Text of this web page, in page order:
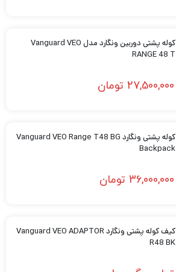
کوله پشتی دوربین ونگارد مدل Vanguard VEO
RANGE 48 T
27,500,000 تومان
کوله پشتی ونگارد Vanguard VEO Range T48 BG
Backpack
36,000,000 تومان
کیف کوله پشتی ونگارد Vanguard VEO ADAPTOR
R48 BK